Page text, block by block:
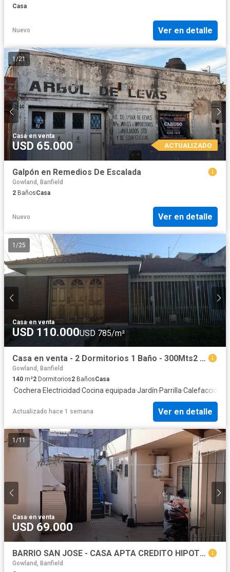
Casa
Nuevo Ver en detalle
1/21
Casa·en venta
USD 65.000 ACTUALIZADO
Galpón en Remedios De Escalada
Gowland, Banfield
2 BañosCasa
Nuevo Ver en detalle
1 /25
Casa·en venta
USD 110.000USD 785/m²
Casa en venta - 2 Dormitorios 1 Baño - 300Mts2 - Lomas de Zamora
Gowland, Banfield
140 m²2 Dormitorios2 BañosCasa
·Cochera·Electricidad·Cocina equipada·Jardín·Parrilla·Calefacción
Actualizado hace 1 semana Ver en detalle
1 /11
Casa·en venta
USD 69.000
BARRIO SAN JOSE - CASA APTA CREDITO HIPOTECARIO
Gowland, Banfield